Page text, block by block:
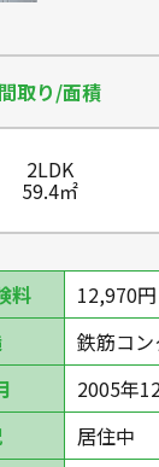
間取り/面積
2LDK
59.4㎡
料
12,970円
鉄筋コ
2005年
居住中